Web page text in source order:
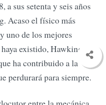
a sus setenta y seis años
Acaso el físico más
uno de los mejores
existido, Hawking fue
ha contribuido a la
perdurará para siempre.